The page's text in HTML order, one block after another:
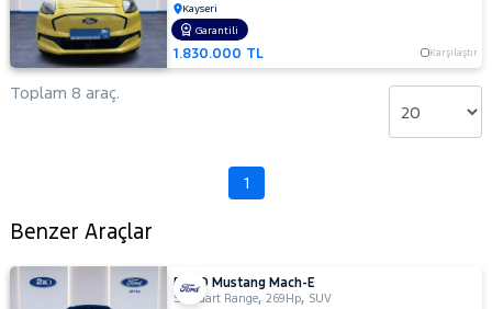
COURIER
TRANSIT
CUSTOM
Foton
JEEP
Kayseri
1.830.000 TL Karşılaştır
Garantili
Toplam 8 araç.
1
Benzer Araçlar
FORD Mustang Mach-E
Standart Range,269Hp, SUV